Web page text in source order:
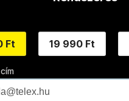
Ft 19 990 Ft